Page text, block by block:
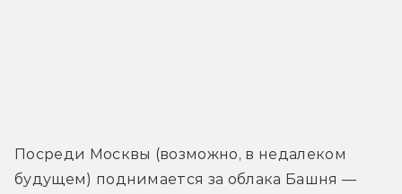
Посреди Москвы (возможно, в недалеком
будущем) поднимается за облака Башня —